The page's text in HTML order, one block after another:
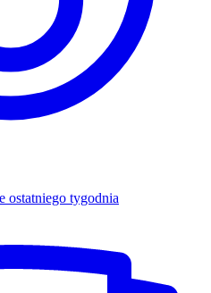
ostatniego tygodnia